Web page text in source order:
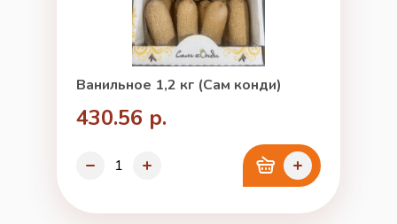
Ванильное 1,2 кг (Сам конди)
430.56 р.